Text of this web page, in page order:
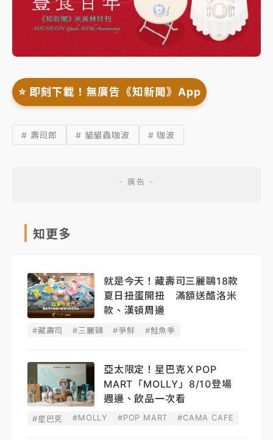
⭐️ 即刻下載！無廣告《知新聞》App
# 壽司郎 # 貓貓蟲咖波 # 咖波
知更多
就是今天！藏壽司三麗鷗18款
夏日扭蛋開扭 滿額送酷洛米
款、漢頓周邊
#藏壽司 #三麗鷗 #爭鮮 #鮭魚季
亞太限定！星巴克ＸPOP
MART「MOLLY」8/10登場
週邊、飲品一次看
#星巴克 #MOLLY #POP MART #CAMA CAFE